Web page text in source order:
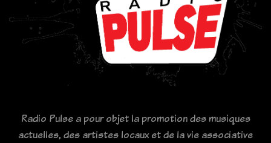
Radio Pulse a pour objet la promotion des musiques
actuelles, des artistes locaux et de la vie associative